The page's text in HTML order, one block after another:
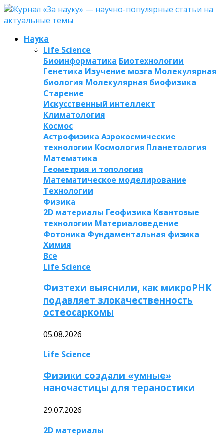
Наука
Life Science
Биоинформатика Биотехнологии
Генетика Изучение мозга Молекулярная
биология Молекулярная биофизика
Старение
Искусственный интеллект
Климатология
Космос
Астрофизика Аэрокосмические
технологии Космология Планетология
Математика
Геометрия и топология
Математическое моделирование
Технологии
Физика
2D материалы Геофизика Квантовые
технологии Материаловедение
Фотоника Фундаментальная физика
Химия
Все
Life Science
Физтехи выяснили, как микроРНК
подавляет злокачественность
остеосаркомы
05.08.2026
Life Science
Физики создали «умные»
наночастицы для тераностики
29.07.2026
2D материалы